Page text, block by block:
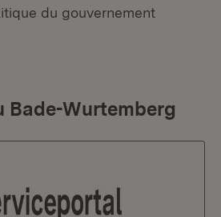
du gouvernement
Bade-Wurtemberg